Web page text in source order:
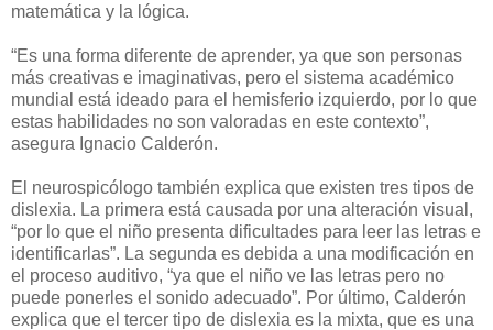
matemática y la lógica.
“Es una forma diferente de aprender, ya que son personas
más creativas e imaginativas, pero el sistema académico
mundial está ideado para el hemisferio izquierdo, por lo que
estas habilidades no son valoradas en este contexto”,
asegura Ignacio Calderón.
El neurospicólogo también explica que existen tres tipos de
dislexia. La primera está causada por una alteración visual,
“por lo que el niño presenta dificultades para leer las letras e
identificarlas”. La segunda es debida a una modificación en
el proceso auditivo, “ya que el niño ve las letras pero no
puede ponerles el sonido adecuado”. Por último, Calderón
explica que el tercer tipo de dislexia es la mixta, que es una